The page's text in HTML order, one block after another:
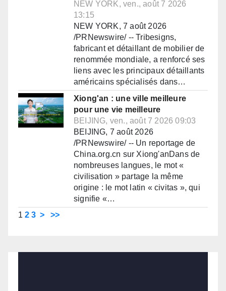
NEW YORK, ven., août 7 2026
13:15
NEW YORK, 7 août 2026
/PRNewswire/ -- Tribesigns,
fabricant et détaillant de mobilier de
renommée mondiale, a renforcé ses
liens avec les principaux détaillants
américains spécialisés dans…
Xiong'an : une ville meilleure
pour une vie meilleure
BEIJING, ven., août 7 2026 09:03
BEIJING, 7 août 2026
/PRNewswire/ -- Un reportage de
China.org.cn sur Xiong'anDans de
nombreuses langues, le mot «
civilisation » partage la même
origine : le mot latin « civitas », qui
signifie «…
1 2 3 > >>